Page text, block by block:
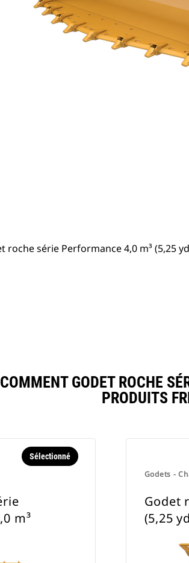
roche série Performance 4,0 m³ (5,25
GODET ROCHE
PRODUITS
Sélectionné
m³
Godets -
Godet
(5,25